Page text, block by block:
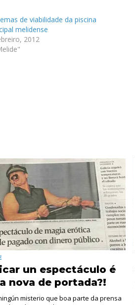
de viabilidade da piscina
melidense
2012
un espectáculo é
nova de portada?!
misterio que boa parte da prensa